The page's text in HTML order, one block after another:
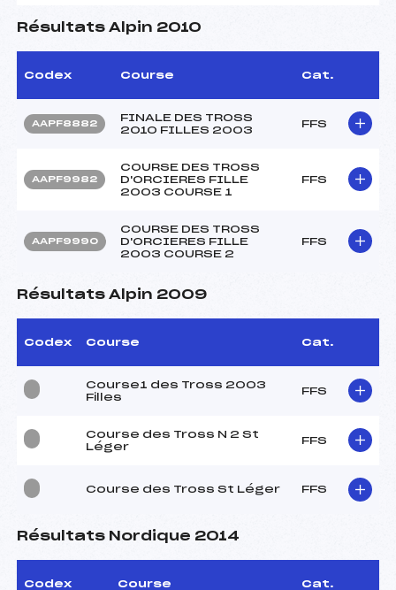
Résultats Alpin 2010
Codex Course Cat.
AAPF8882
FINALE DES TROSS
2010 FILLES 2003
FFS
AAPF9982
COURSE DES TROSS
D'ORCIERES FILLE
2003 COURSE 1
FFS
AAPF9990
COURSE DES TROSS
D'ORCIERES FILLE
2003 COURSE 2
FFS
Résultats Alpin 2009
Codex Course Cat.
Course1 des Tross 2003
Filles
FFS
Course des Tross N 2 St
Léger
FFS
Course des Tross St Léger FFS
Résultats Nordique 2014
Codex Course Cat.